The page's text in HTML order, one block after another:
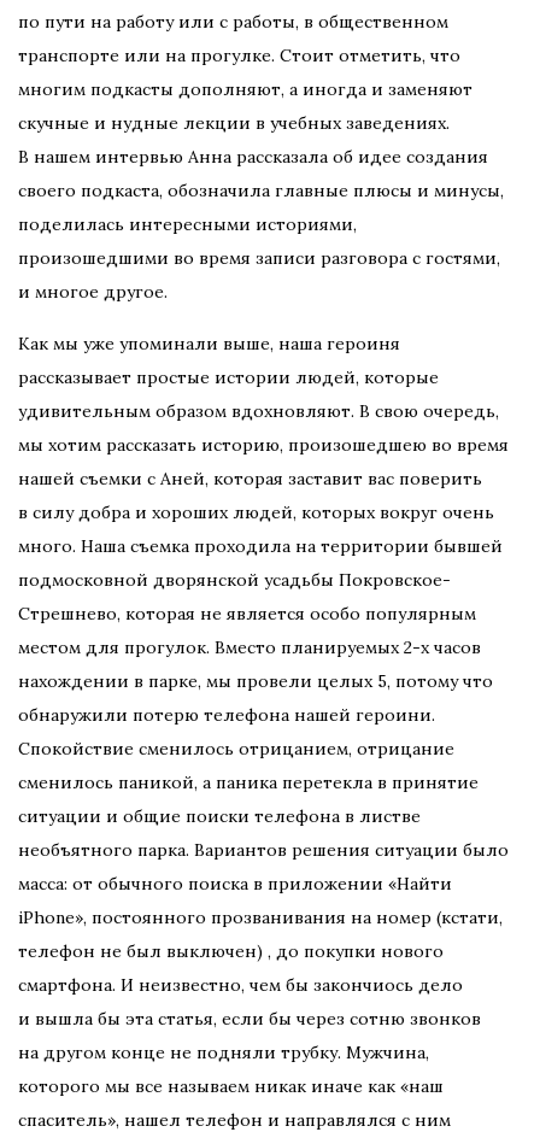
по пути на работу или с работы, в общественном
транспорте или на прогулке. Стоит отметить, что
многим подкасты дополняют, а иногда и заменяют
скучные и нудные лекции в учебных заведениях.
В нашем интервью Анна рассказала об идее создания
своего подкаста, обозначила главные плюсы и минусы,
поделилась интересными историями,
произошедшими во время записи разговора с гостями,
и многое другое.
Как мы уже упоминали выше, наша героиня
рассказывает простые истории людей, которые
удивительным образом вдохновляют. В свою очередь,
мы хотим рассказать историю, произошедшею во время
нашей съемки с Аней, которая заставит вас поверить
в силу добра и хороших людей, которых вокруг очень
много. Наша съемка проходила на территории бывшей
подмосковной дворянской усадьбы Покровское-
Стрешнево, которая не является особо популярным
местом для прогулок. Вместо планируемых 2-х часов
нахождении в парке, мы провели целых 5, потому что
обнаружили потерю телефона нашей героини.
Спокойствие сменилось отрицанием, отрицание
сменилось паникой, а паника перетекла в принятие
ситуации и общие поиски телефона в листве
необъятного парка. Вариантов решения ситуации было
масса: от обычного поиска в приложении «Найти
iPhone», постоянного прозванивания на номер (кстати,
телефон не был выключен) , до покупки нового
смартфона. И неизвестно, чем бы закончиось дело
и вышла бы эта статья, если бы через сотню звонков
на другом конце не подняли трубку. Мужчина,
которого мы все называем никак иначе как «наш
спаситель», нашел телефон и направлялся с ним